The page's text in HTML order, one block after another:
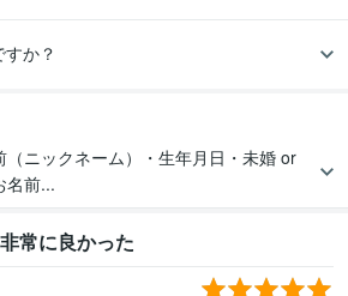
（ニックネーム）・生年月日・未婚 or
名前...
常に良かった